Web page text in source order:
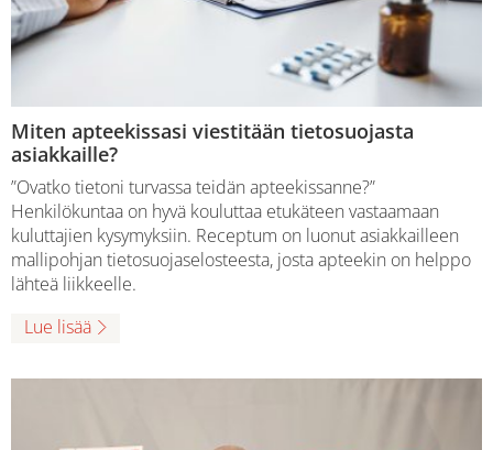
Miten apteekissasi viestitään tietosuojasta
asiakkaille?
”Ovatko tietoni turvassa teidän apteekissanne?”
Henkilökuntaa on hyvä kouluttaa etukäteen vastaamaan
kuluttajien kysymyksiin. Receptum on luonut asiakkailleen
mallipohjan tietosuojaselosteesta, josta apteekin on helppo
lähteä liikkeelle.
Lue lisää